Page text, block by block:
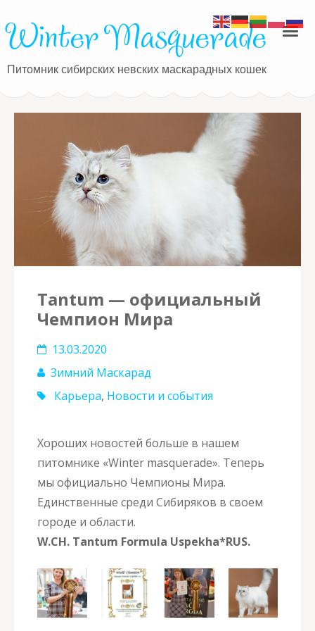
Winter Masquerade
Питомник сибирских невских маскарадных кошек
Tantum — официальный
Чемпион Мира
13.03.2020
Зимний Маскарад
Карьера, Новости и события
Хороших новостей больше в нашем
питомнике «Winter masquerade». Теперь
мы официально Чемпионы Мира.
Единственные среди Сибиряков в своем
городе и области.
W.CH. Tantum Formula Uspekha*RUS.